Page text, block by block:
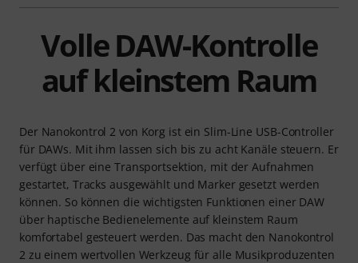
Volle DAW-Kontrolle
auf kleinstem Raum
Der Nanokontrol 2 von Korg ist ein Slim-Line USB-Controller
für DAWs. Mit ihm lassen sich bis zu acht Kanäle steuern. Er
verfügt über eine Transportsektion, mit der Aufnahmen
gestartet, Tracks ausgewählt und Marker gesetzt werden
können. So können die wichtigsten Funktionen einer DAW
über haptische Bedienelemente auf kleinstem Raum
komfortabel gesteuert werden. Das macht den Nanokontrol
2 zu einem wertvollen Werkzeug für alle Musikproduzenten